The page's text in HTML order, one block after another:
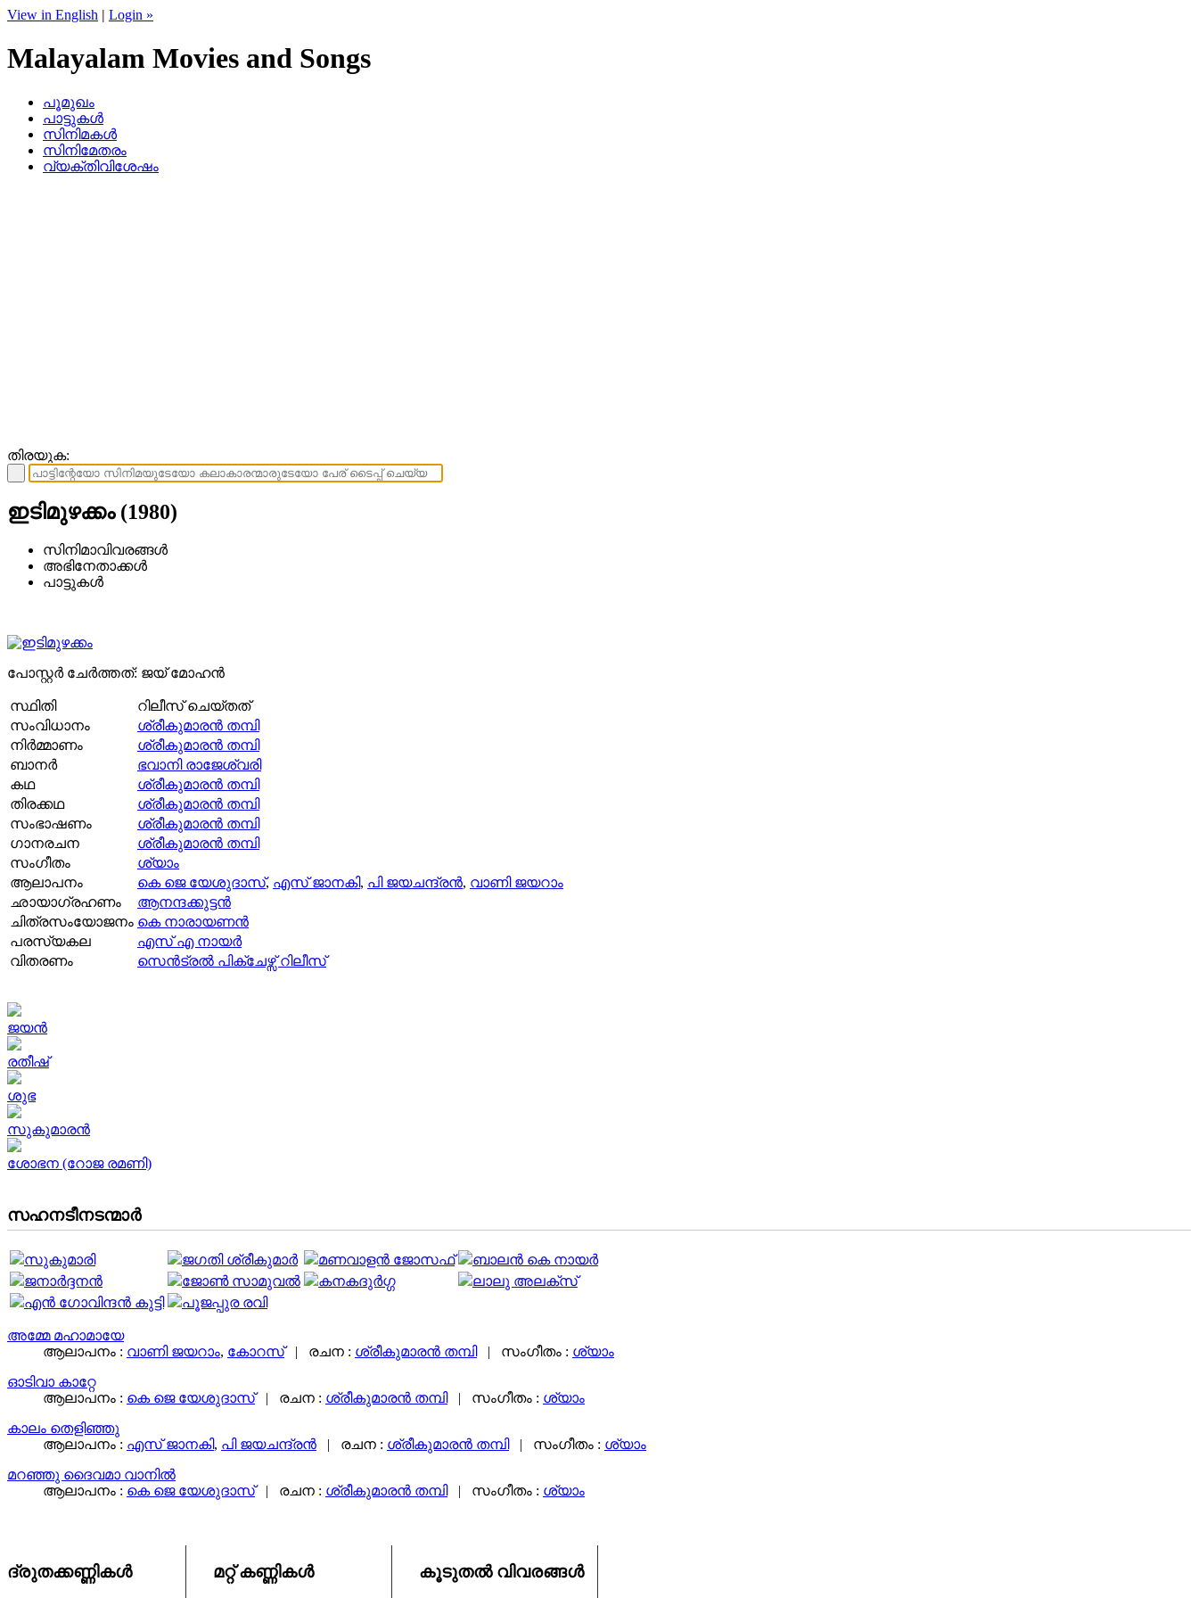
View in English | Login »
Malayalam Movies and Songs
പൂമുഖം
പാട്ടുകള്‍
സിനിമകള്‍
സിനിമേതരം
വ്യക്തിവിശേഷം
തിരയുക:
ഇടിമുഴക്കം (1980)
സിനിമാവിവരങ്ങള്‍
അഭിനേതാക്കള്‍
പാട്ടുകള്‍
പോസ്റ്റര്‍ ചേര്‍ത്തത്: ജയ് മോഹന്‍
സ്ഥിതി
റിലീസ് ചെയ്തത്
സംവിധാനം
ശ്രീകുമാരന്‍ തമ്പി
നിര്‍മ്മാണം
ശ്രീകുമാരന്‍ തമ്പി
ബാനര്‍
ഭവാനി രാജേശ്വരി
കഥ
ശ്രീകുമാരന്‍ തമ്പി
തിരക്കഥ
ശ്രീകുമാരന്‍ തമ്പി
സംഭാഷണം
ശ്രീകുമാരന്‍ തമ്പി
ഗാനരചന
ശ്രീകുമാരന്‍ തമ്പി
സംഗീതം
ശ്യാം
ആലാപനം
കെ ജെ യേശുദാസ്, എസ് ജാനകി, പി ജയചന്ദ്രൻ, വാണി ജയറാം
ഛായാഗ്രഹണം
ആനന്ദക്കുട്ടന്‍
ചിത്രസംയോജനം കെ നാരായണന്‍
പരസ്യകല
എസ് എ നായര്‍
വിതരണം
സെന്‍ട്രല്‍ പിക്ചേഴ്സ് റിലീസ്
ജയന്‍
രതീഷ്
ശുഭ
സുകുമാരന്‍
ശോഭന (റോജ രമണി)
സഹനടീനടന്മാര്‍
സുകുമാരി ജഗതി ശ്രീകുമാര്‍ മണവാളന്‍ ജോസഫ്
ബാലൻ കെ നായർ
ജനാര്‍ദ്ദനന്‍
ജോണ്‍ സാമുവൽ കനകദുർഗ്ഗ
ലാലു അലക്സ്
എൻ ഗോവിന്ദൻ കുട്ടി
പൂജപ്പുര രവി
അമ്മേ മഹാമായേ
ആലാപനം : വാണി ജയറാം, കോറസ്‌| രചന : ശ്രീകുമാരന്‍ തമ്പി| സംഗീതം : ശ്യാം
ഓടിവാ കാറ്റേ
ആലാപനം : കെ ജെ യേശുദാസ്| രചന : ശ്രീകുമാരന്‍ തമ്പി| സംഗീതം : ശ്യാം
കാലം തെളിഞ്ഞു
ആലാപനം : എസ് ജാനകി, പി ജയചന്ദ്രൻ | രചന : ശ്രീകുമാരന്‍ തമ്പി| സംഗീതം : ശ്യാം
മറഞ്ഞു ദൈവമാ വാനിൽ
ആലാപനം : കെ ജെ യേശുദാസ്| രചന : ശ്രീകുമാരന്‍ തമ്പി| സംഗീതം : ശ്യാം
ദ്രുതക്കണ്ണികള്‍ മറ്റ് കണ്ണികള്‍ കൂടുതല്‍ വിവരങ്ങള്‍